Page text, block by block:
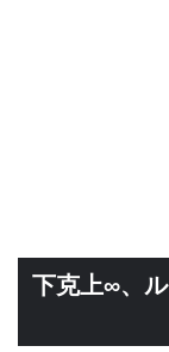
下克上∞、